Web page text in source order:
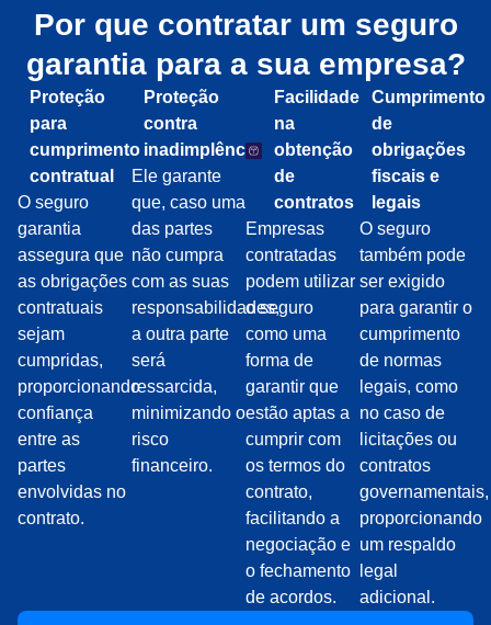
Por que contratar um seguro
garantia para a sua empresa?
Proteção
para
cumprimento
contratual
O seguro
garantia
assegura que
as obrigações
contratuais
sejam
cumpridas,
proporcionando
confiança
entre as
partes
envolvidas no
contrato.
Proteção
contra
inadimplência
Ele garante
que, caso uma
das partes
não cumpra
com as suas
responsabilidades,
a outra parte
será
ressarcida,
minimizando o
risco
financeiro.
Facilidade
na
obtenção
de
contratos
Empresas
contratadas
podem utilizar
o seguro
como uma
forma de
garantir que
estão aptas a
cumprir com
os termos do
contrato,
facilitando a
negociação e
o fechamento
de acordos.
Cumprimento
de
obrigações
fiscais e
legais
O seguro
também pode
ser exigido
para garantir o
cumprimento
de normas
legais, como
no caso de
licitações ou
contratos
governamentais,
proporcionando
um respaldo
legal
adicional.